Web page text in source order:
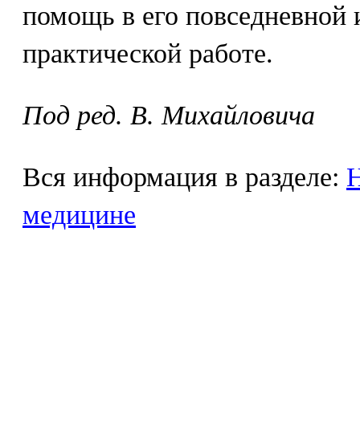
помощь в его повседневной
практической работе.
Под ред. В. Михайловича
Вся информация в разделе:
медицине